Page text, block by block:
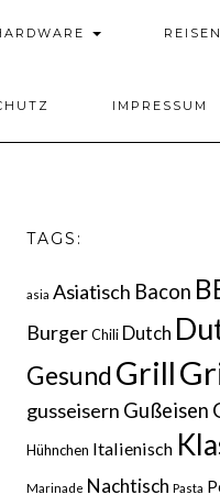
IMPRESSUM
TAGS:
asia Asiatisch Bacon
Burger Chili Dutch
GesundGrill
gusseisern Gußeisen
Hühnchen Italienisch
Marinade Nachtisch Pasta